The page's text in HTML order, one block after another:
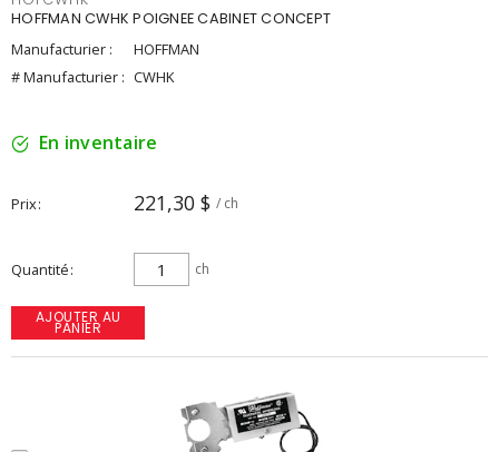
HOFFMAN CWHK POIGNEE CABINET CONCEPT
Manufacturier :
HOFFMAN
# Manufacturier : CWHK
En inventaire
Prix 221,30 $ / ch
Quantité ch
AJOUTER AU
PANIER